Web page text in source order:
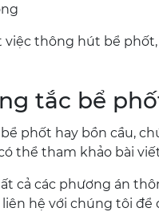
việc thông hút bể
tắc bể
phốt hay bồn cầu,
thể tham khảo bài
cả các phương án
hệ với chúng tôi